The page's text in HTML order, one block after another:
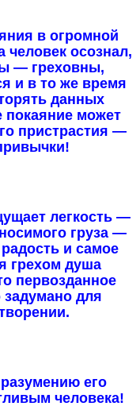
в огромной
человек осознал,
— греховны,
и в то же время
данных
покаяние может
пристрастия —
легкость —
груза —
и самое
грехом душа
первозданное
для
его
человека!